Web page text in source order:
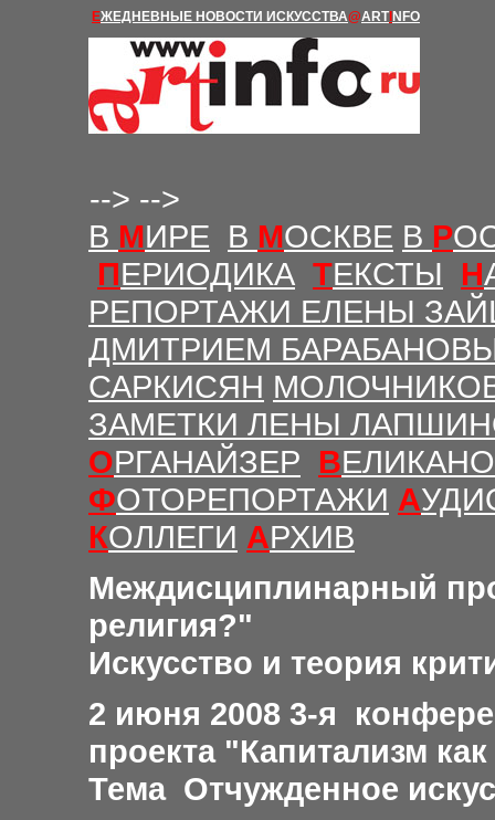
ЕЖЕДНЕВНЫЕ Н ОВОСТИ ИСКУССТВА@ARTI NFO
--> -->
В МИРЕ В МОСКВЕ В Р
ПЕРИОДИКА ТЕКСТЫ Н
РЕПОРТАЖИ ЕЛЕНЫ
ДМИТРИЕМ
САРКИСЯН
ЗАМЕТКИ ЛЕНЫ
ОРГАНАЙЗЕР В
ФОТОРЕПОРТАЖИ А
КОЛЛЕГИ АРХИВ
Междисциплинарный
религия?"
Искусство и теория
2 июня 2008 3-я
проекта "Капитализм
Тема Отчужденное